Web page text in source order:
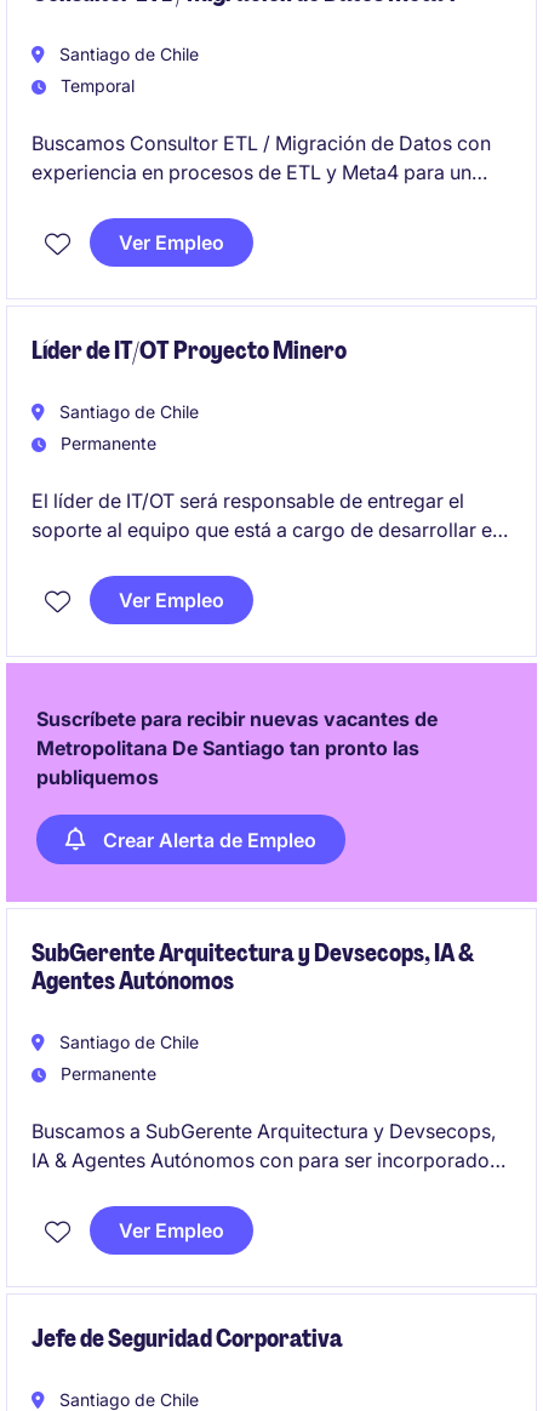
Santiago de Chile
Temporal
Buscamos Consultor ETL / Migración de Datos con
experiencia en procesos de ETL y Meta4 para un
El candidato ideal demostrará un profundo
conocimiento en la extracción, transformación y
Ver Empleo
Líder de IT/OT Proyecto Minero
Santiago de Chile
Permanente
El líder de IT/OT será responsable de entregar el
soporte al equipo que está a cargo de desarrollar el
infraestructura para el funcionamiento normal de la
oficina y a la vez, velar para que la ingeniería de
funcionamiento de la operación una vez que esté en
marcha como Data Centers y telecomunicaciones.
Ver Empleo
Suscríbete para recibir nuevas vacantes de
Metropolitana De Santiago tan pronto las
publiquemos
Crear Alerta de Empleo
SubGerente Arquitectura y Devsecops, IA &
Agentes Autónomos
Santiago de Chile
Permanente
Buscamos a SubGerente Arquitectura y Devsecops,
IA & Agentes Autónomos con para ser incorporado
seguros y banca.
relacionado a la integración de la IA a la estructura
Ver Empleo
Jefe de Seguridad Corporativa
Santiago de Chile